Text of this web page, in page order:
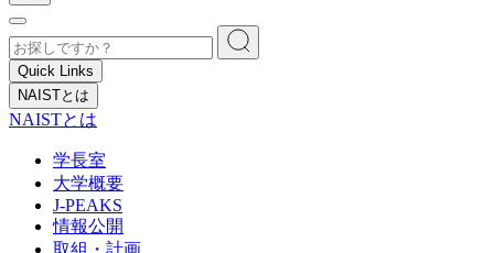
Quick Links
NAISTとは
NAISTとは
学長室
大学概要
J-PEAKS
情報公開
取組・計画